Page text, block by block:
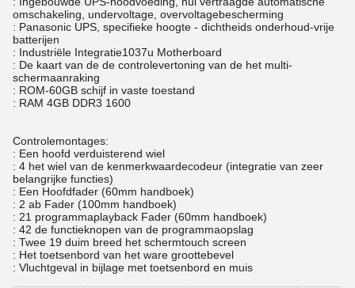
omschakeling, undervoltage, overvoltagebescherming
: Panasonic UPS, specifieke hoogte - dichtheids onderhoud-vrije
batterijen
: Industriële Integratie1037u Motherboard
: De kaart van de de controlevertoning van de het multi-
schermaanraking
: ROM-60GB schijf in vaste toestand
: RAM 4GB DDR3 1600
Controlemontages:
: Een hoofd verduisterend wiel
: 4 het wiel van de kenmerkwaardecodeur (integratie van zeer
belangrijke functies)
: Een Hoofdfader (60mm handboek)
: 2 ab Fader (100mm handboek)
: 21 programmaplayback Fader (60mm handboek)
: 42 de functieknopen van de programmaopslag
: Twee 19 duim breed het schermtouch screen
: Het toetsenbord van het ware groottebevel
: Vluchtgeval in bijlage met toetsenbord en muis